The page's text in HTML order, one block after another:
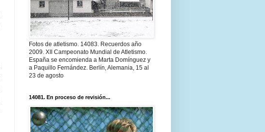
Fotos de atletismo. 14083. Recuerdos año
2009. XII Campeonato Mundial de Atletismo.
España se encomienda a Marta Domínguez y
a Paquillo Fernández. Berlín, Alemania, 15 al
23 de agosto
14081. En proceso de revisión...